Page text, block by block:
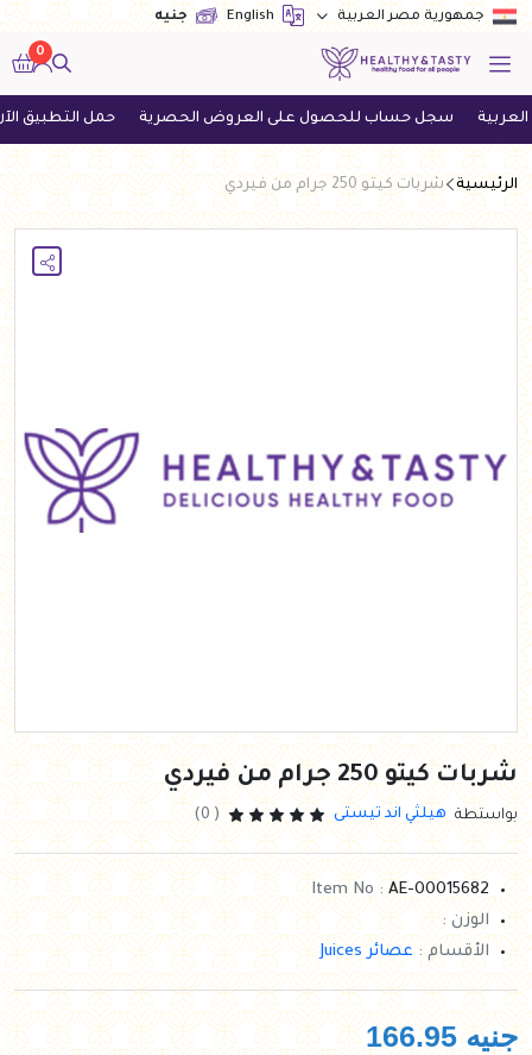
جنيه
0
سجل حساب للحصول على العروض الحصرية حمل التطبيق الآن
الرئيسية شربات كيتو 250 جرام من فيردي
شربات كيتو 250 جرام من فيردي
بواستطة هيلثي اند تيستى ( 0)
Item No : AE-00015682
الوزن :
الأقسام : عصائر Juices
جنيه 166.95